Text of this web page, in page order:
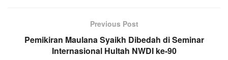
Previous Post
Pemikiran Maulana Syaikh Dibedah di Seminar
Internasional Hultah NWDI ke-90